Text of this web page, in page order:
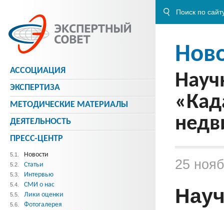
25
АССОЦИАЦИЯ
ЭКСПЕРТИЗА
МЕТОДИЧЕСКИE МАТЕРИАЛЫ
ДЕЯТЕЛЬНОСТЬ
ПРЕСС-ЦЕНТР
5.1. Новости
5.2. Статьи
5.3. Интервью
5.4. СМИ о нас
5.5. Лики оценки
5.6. Фотогалерея